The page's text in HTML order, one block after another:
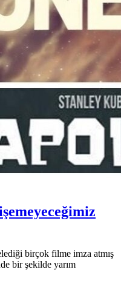
birçok filme imza atmış
bir şekilde yarım